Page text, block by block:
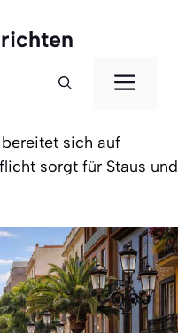
bereitet sich auf
sorgt für Staus und